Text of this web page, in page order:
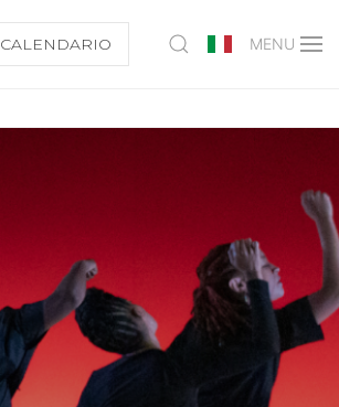
CALENDARIO MENU